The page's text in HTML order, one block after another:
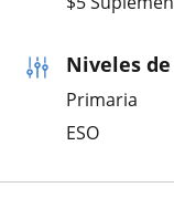
Niveles
Primaria
ESO